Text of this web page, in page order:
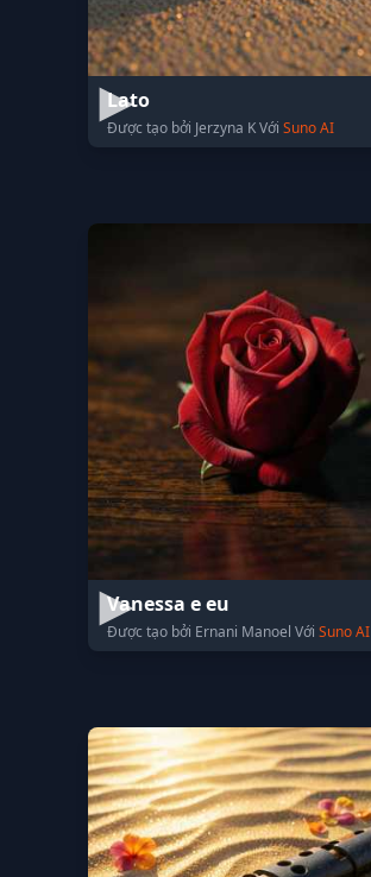
Lato
Được tạo bởi Jerzyna K Với Suno AI
Vanessa e eu
Được tạo bởi Ernani Manoel Với Suno AI